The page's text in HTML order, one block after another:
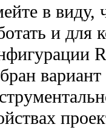
в виду,
и для